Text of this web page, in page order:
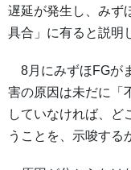
遅延が発生し、みず
具合」に有ると説明
8月にみずほFGが
害の原因は未だに「
していなければ、ど
うことを、示唆する